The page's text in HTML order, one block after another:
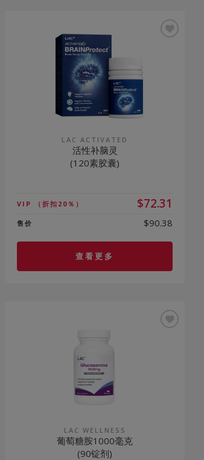
LAC ACTIVATED
活性补脑灵
(120素胶囊)
VIP （折扣20％） $72.31
售价 $90.38
查看更多
LAC WELLNESS
葡萄糖胺1000毫克
(90锭剂)